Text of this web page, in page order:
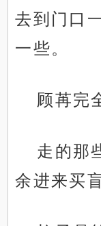
去到门口
一些。
顾苒完
走的那
余进来买